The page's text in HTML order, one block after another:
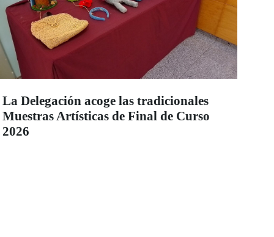
La Delegación acoge las tradicionales
Muestras Artísticas de Final de Curso
2026